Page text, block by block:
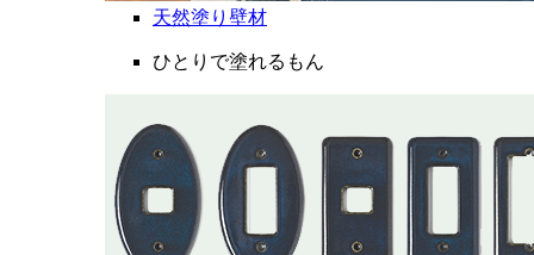
天然塗り壁材
ひとりで塗れるもん